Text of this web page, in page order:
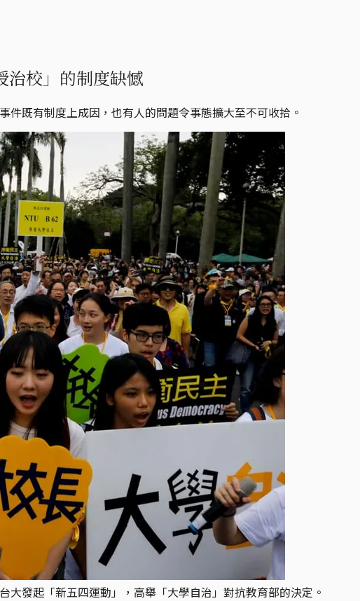
治校」的制度缺憾
既有制度上成因，也有人的問題令事態擴大至不可收拾。
發起「新五四運動」，高舉「大學自治」對抗教育部的決定。